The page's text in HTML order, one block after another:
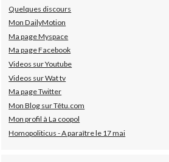
Quelques discours
Mon DailyMotion
Ma page Myspace
Ma page Facebook
Videos sur Youtube
Videos sur Wat tv
Ma page Twitter
Mon Blog sur Têtu.com
Mon profil à La coopol
Homopoliticus - A paraître le 17 mai